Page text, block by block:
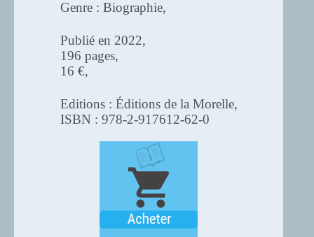
Genre : Biographie,
Publié en 2022,
196 pages,
16 €,
Editions : Éditions de la Morelle,
ISBN : 978-2-917612-62-0